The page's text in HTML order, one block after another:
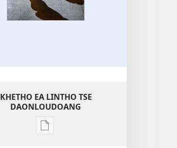
KHETHO EA LINTHO TSE
DAONLOUDOANG
Khetho